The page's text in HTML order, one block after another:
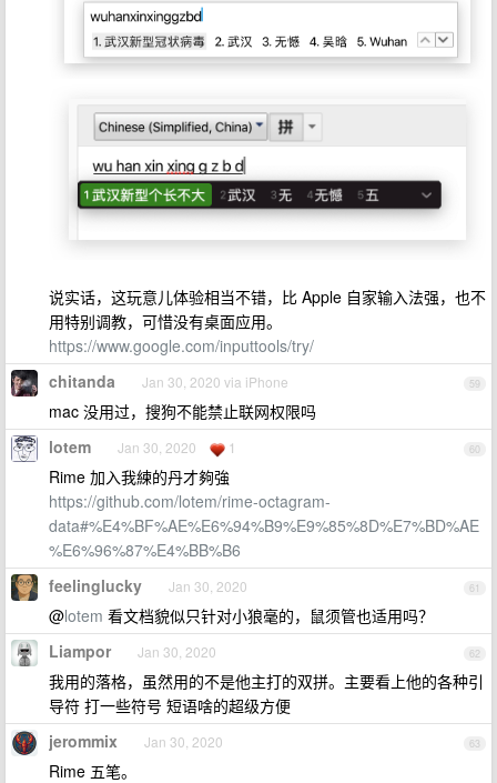
说实话，这玩意儿体验相当不错，比 Apple 自家输入法强，也不
用特别调教，可惜没有桌面应用。
https://www.google.com/inputtools/try/
59
chitanda Jan 30, 2020 via iPhone
mac 没用过，搜狗不能禁止联网权限吗
60
lotem Jan 30, 2020 1
Rime 加入我練的丹才夠強
https://github.com/lotem/rime-octagram-
data#%E4%BF%AE%E6%94%B9%E9%85%8D%E7%BD%AE
%E6%96%87%E4%BB%B6
61
feelinglucky Jan 30, 2020
@lotem 看文档貌似只针对小狼毫的，鼠须管也适用吗？
62
Liampor Jan 30, 2020
我用的落格，虽然用的不是他主打的双拼。主要看上他的各种引
导符 打一些符号 短语啥的超级方便
63
jerommix Jan 30, 2020
Rime 五笔。